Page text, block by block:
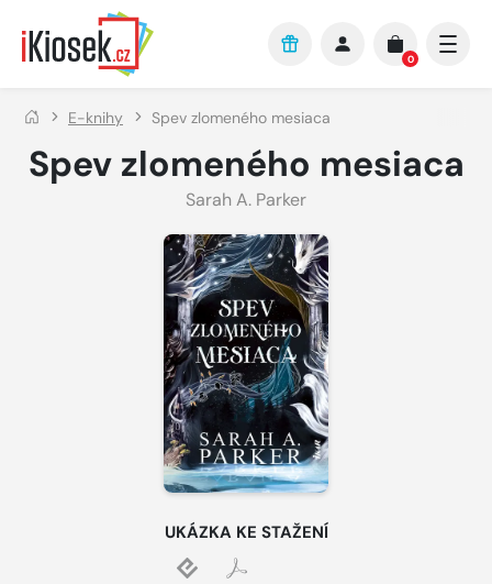
Přejít na hlavní obsah
0
E-knihy Spev zlomeného mesiaca
Spev zlomeného mesiaca
Sarah A. Parker
UKÁZKA KE STAŽENÍ